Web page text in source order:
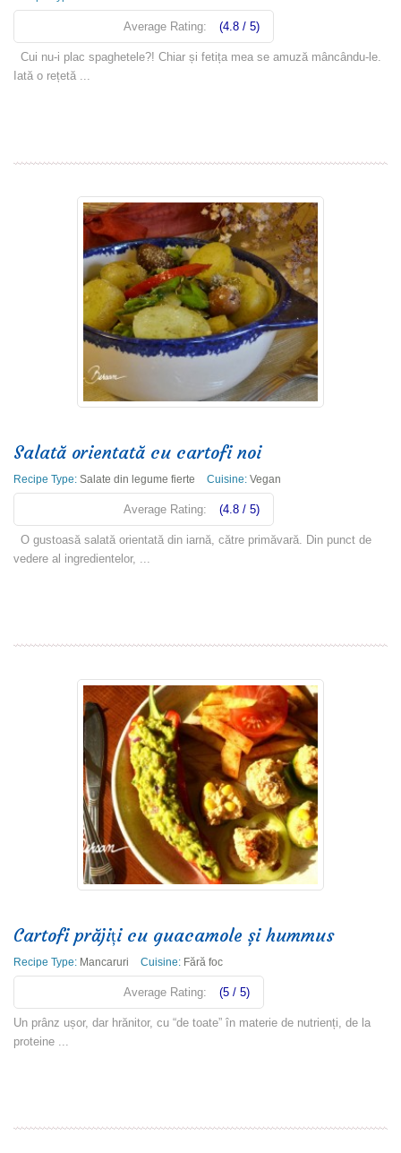
Average Rating: (4.8 / 5)
Cui nu-i plac spaghetele?! Chiar și fetița mea se amuză mâncându-le.
Iată o rețetă ...
Salată orientată cu cartofi noi
Recipe Type:Salate din legume fierte Cuisine:Vegan
Average Rating: (4.8 / 5)
O gustoasă salată orientată din iarnă, către primăvară. Din punct de
vedere al ingredientelor, ...
Cartofi prăjiți cu guacamole și hummus
Recipe Type: Mancaruri Cuisine: Fără foc
Average Rating: (5 / 5)
Un prânz ușor, dar hrănitor, cu “de toate” în materie de nutrienți, de la
proteine ...